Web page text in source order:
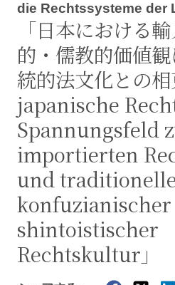
die Rechtssysteme der
「日本における
的・儒教的価値
統的法文化との
japanische
Spannungsfeld
importierten
und
shintoistischer
Rechtskultur」